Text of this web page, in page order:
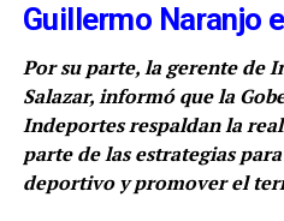
Guillermo Naranjo
Por su parte, la gerente de
Salazar, informó que la
Indeportes respaldan la
parte de las estrategias
deportivo y promover el